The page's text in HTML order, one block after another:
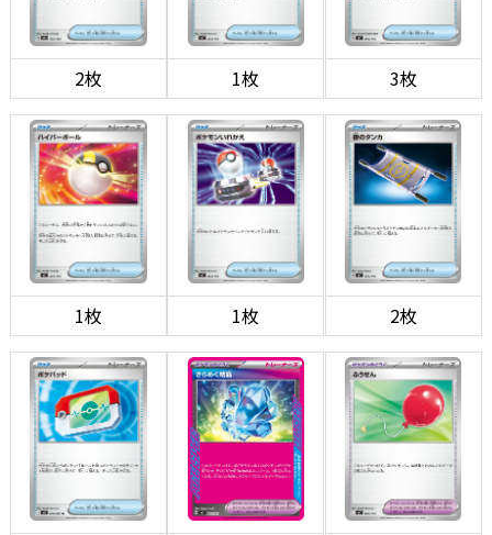
2枚 1枚 3枚
1枚 1枚 2枚